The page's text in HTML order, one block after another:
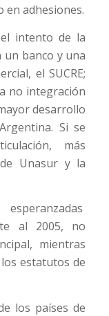
en adhesiones.
intento de la
un banco y una
el SUCRE;
no integración
desarrollo
Si se
más
Unasur y la
al 2005, no
mientras
estatutos de
los países de